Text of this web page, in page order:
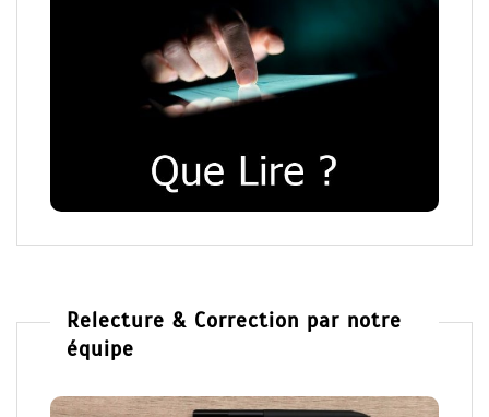
Relecture & Correction par notre
équipe